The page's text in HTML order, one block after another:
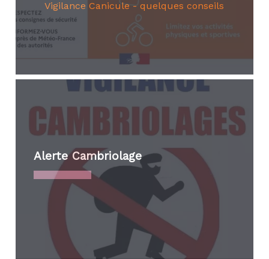
Vigilance Canicule - quelques conseils
Alerte Cambriolage